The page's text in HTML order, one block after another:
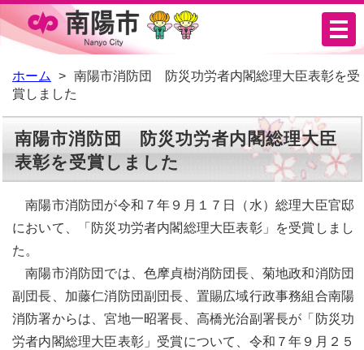
ニ
ュ
ホーム
南陽市消防団 防災功労者内閣総理大臣表彰を受
賞しました
南陽市消防団 防災功労者内閣総理大臣
表彰を受賞しました
南陽市消防団が令和７年９月１７日（水）総理大臣官邸
において、「防災功労者内閣総理大臣表彰」を受賞しまし
た。
南陽市消防団では、色摩貞樹消防団長、菊地政和消防団
副団長、加藤仁消防団副団長、置賜広域行政事務組合南陽
消防署からは、宮地一昭署長、高橋光治副署長が「防災功
労者内閣総理大臣表彰」受賞について、令和７年９月２５